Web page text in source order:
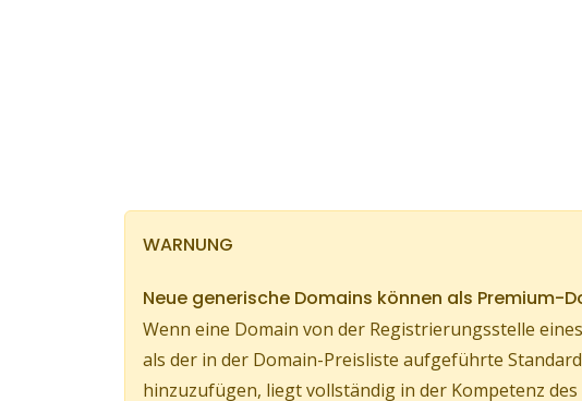
WARNUNG
Neue generische Domains können als Premium-
Wenn eine Domain von der Registrierungsstelle
als der in der Domain-Preisliste aufgeführte
hinzuzufügen, liegt vollständig in der Kompetenz